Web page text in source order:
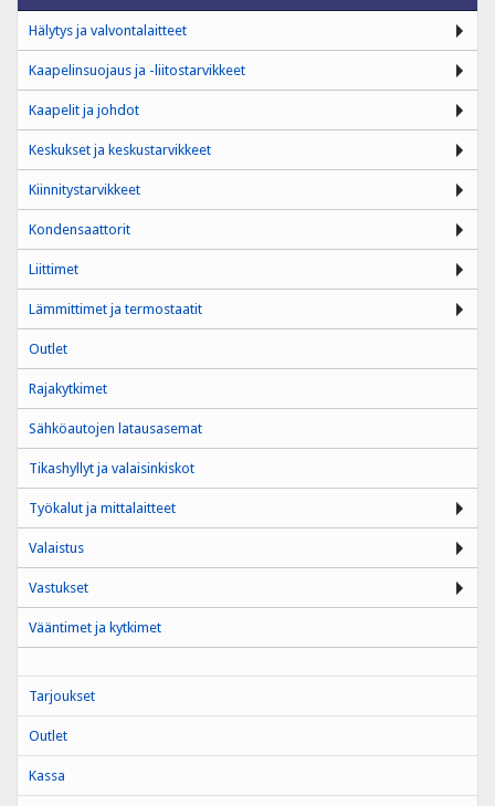
Hälytys ja valvontalaitteet
Kaapelinsuojaus ja -liitostarvikkeet
Kaapelit ja johdot
Keskukset ja keskustarvikkeet
Kiinnitystarvikkeet
Kondensaattorit
Liittimet
Lämmittimet ja termostaatit
Outlet
Rajakytkimet
Sähköautojen latausasemat
Tikashyllyt ja valaisinkiskot
Työkalut ja mittalaitteet
Valaistus
Vastukset
Vääntimet ja kytkimet
Tarjoukset
Outlet
Kassa